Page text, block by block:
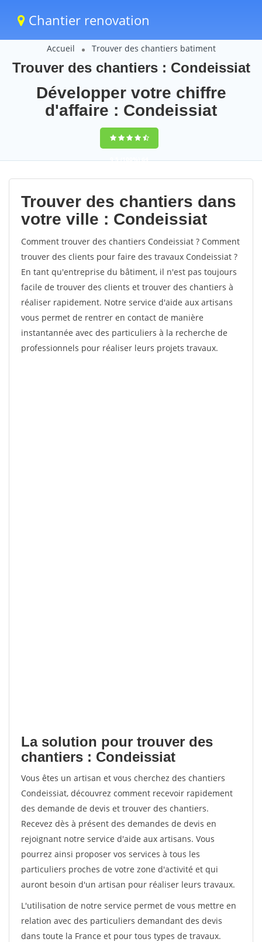
Chantier renovation
Accueil Trouver des chantiers batiment
Trouver des chantiers : Condeissiat
Développer votre chiffre
d'affaire : Condeissiat
9,5(100%)64
votes
Trouver des chantiers dans
votre ville : Condeissiat
Comment trouver des chantiers Condeissiat ? Comment
trouver des clients pour faire des travaux Condeissiat ?
En tant qu'entreprise du bâtiment, il n'est pas toujours
facile de trouver des clients et trouver des chantiers à
réaliser rapidement. Notre service d'aide aux artisans
vous permet de rentrer en contact de manière
instantannée avec des particuliers à la recherche de
professionnels pour réaliser leurs projets travaux.
La solution pour trouver des
chantiers : Condeissiat
Vous êtes un artisan et vous cherchez des chantiers
Condeissiat, découvrez comment recevoir rapidement
des demande de devis et trouver des chantiers.
Recevez dès à présent des demandes de devis en
rejoignant notre service d'aide aux artisans. Vous
pourrez ainsi proposer vos services à tous les
particuliers proches de votre zone d'activité et qui
auront besoin d'un artisan pour réaliser leurs travaux.
L'utilisation de notre service permet de vous mettre en
relation avec des particuliers demandant des devis
dans toute la France et pour tous types de travaux.